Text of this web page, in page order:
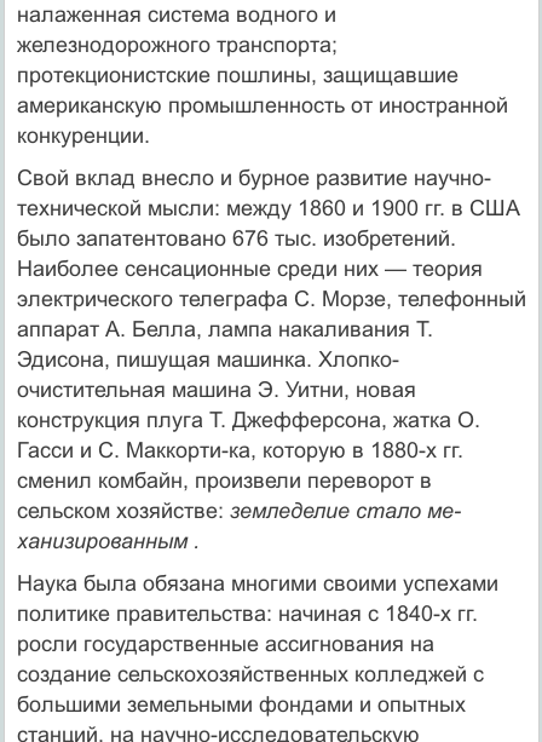
налаженная система водного и
железнодорожного транспорта;
протекционистские пошлины, защищав­шие
американскую промышленность от иностранной
конкуренции.
Свой вклад внесло и бурное развитие научно-
тех­нической мысли: между 1860 и 1900 гг. в США
было запатентовано 676 тыс. изобретений.
Наиболее сенса­ционные среди них — теория
электрического телегра­фа С. Морзе, телефонный
аппарат А. Белла, лампа на­каливания Т.
Эдисона, пишущая машинка. Хлопко­
очистительная машина Э. Уитни, новая
конструкция плуга Т. Джефферсона, жатка О.
Гасси и С. Маккорти-ка, которую в 1880-х гг.
сменил комбайн, произвели переворот в
сельском хозяйстве: земледелие стало ме­
ханизированным .
Наука была обязана многими своими успехами
по­литике правительства: начиная с 1840-х гг.
росли государственные ассигнования на
создание сельскохо­зяйственных колледжей с
большими земельными фон­дами и опытных
станций, на научно-исследователь­скую